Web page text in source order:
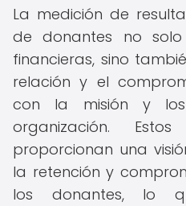
La medición de
de donantes no
financieras, sino
relación y el
con la misión y
organización.
proporcionan una
la retención y
los donantes, lo